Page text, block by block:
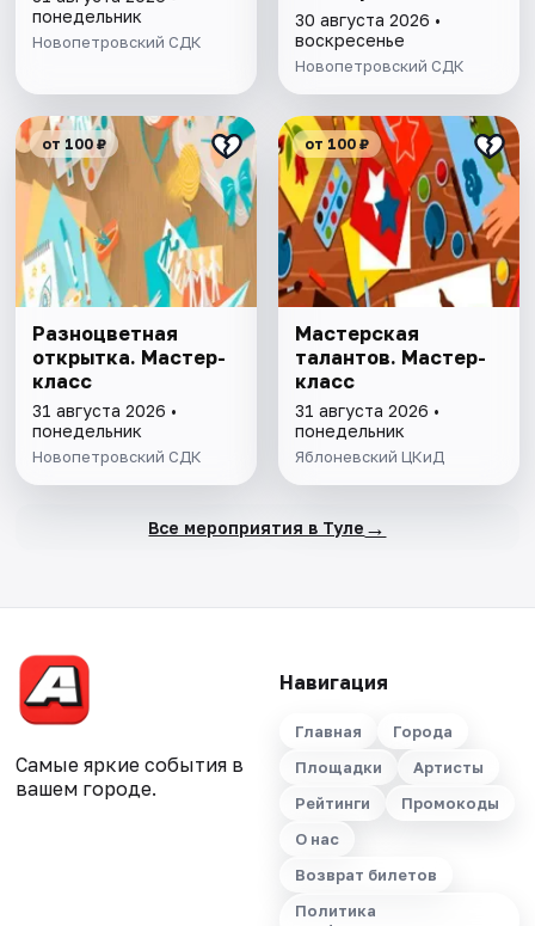
понедельник
Новопетровский СДК
30 августа 2026 •
воскресенье
Новопетровский СДК
от 100 ₽
Разноцветная
открытка. Мастер-
класс
31 августа 2026 •
понедельник
Новопетровский СДК
от 100 ₽
Мастерская
талантов. Мастер-
класс
31 августа 2026 •
понедельник
Яблоневский ЦКиД
Все мероприятия в Туле →
Самые яркие события в
вашем городе.
Навигация
Главная
Города
Площадки
Артисты
Рейтинги
Промокоды
О нас
Возврат билетов
Политика